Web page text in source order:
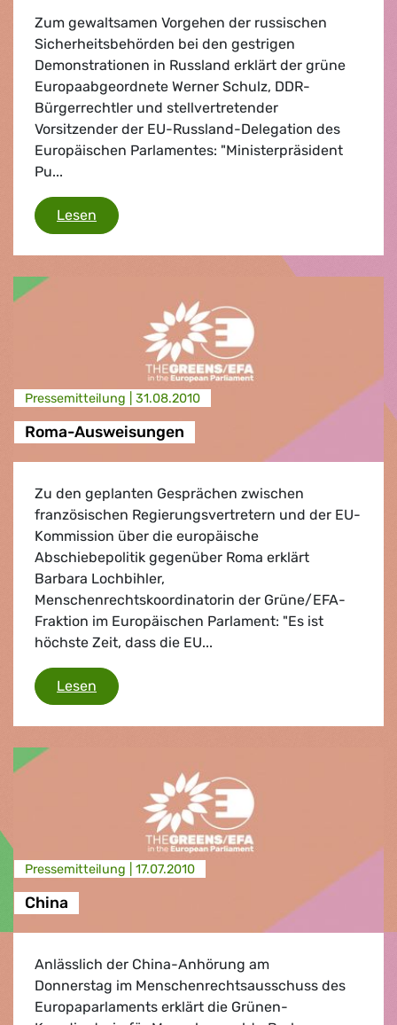
Zum gewaltsamen Vorgehen der russischen
Sicherheitsbehörden bei den gestrigen
Demonstrationen in Russland erklärt der grüne
Europaabgeordnete Werner Schulz, DDR-
Bürgerrechtler und stellvertretender
Vorsitzender der EU-Russland-Delegation des
Europäischen Parlamentes: "Ministerpräsident
Pu...
Lesen Demonstrationen in Russland
Presse­mitteilung | 31.08.2010
Roma-Ausweisungen
Zu den geplanten Gesprächen zwischen
französischen Regierungsvertretern und der EU-
Kommission über die europäische
Abschiebepolitik gegenüber Roma erklärt
Barbara Lochbihler,
Menschenrechtskoordinatorin der Grüne/EFA-
Fraktion im Europäischen Parlament: "Es ist
höchste Zeit, dass die EU...
Lesen Roma-Ausweisungen
Presse­mitteilung | 17.07.2010
China
Anlässlich der China-Anhörung am
Donnerstag im Menschenrechtsausschuss des
Europaparlaments erklärt die Grünen-